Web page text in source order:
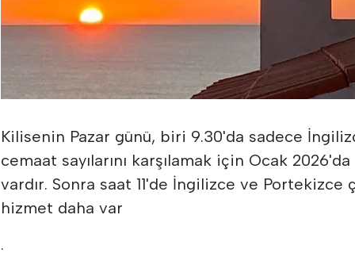
Kilisenin Pazar günü, biri 9.30'da sadece
cemaat sayılarını karşılamak için Ocak
vardır. Sonra saat 11'de İngilizce ve
hizmet daha var
.